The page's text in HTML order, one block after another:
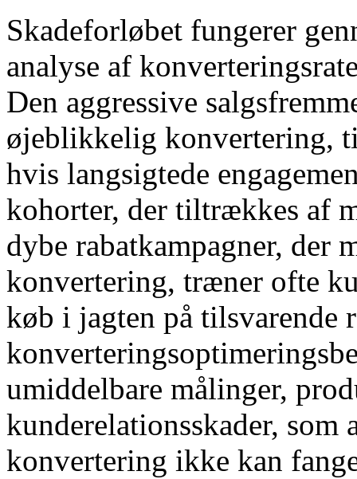
Skadeforløbet fungerer
analyse af
Den aggressive
øjeblikkelig konvertering,
hvis langsigtede
kohorter, der tiltrækkes af
dybe rabatkampagner, der
konvertering, træner ofte
køb i jagten på tilsvarende
umiddelbare målinger,
kunderelationsskader,
konvertering ikke kan